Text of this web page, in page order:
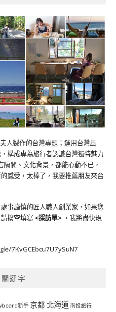
夫人製作的台灣專題；運用台灣風
構成專為旅行者認識台灣獨特魅力
隔閡、文化背景，都能心動不已，
感受，太棒了，我要推薦朋友來台
事謹慎的匠人職人創業家，如果您
撥空填寫 <採訪單> ，我將盡快規
7KvGCEbcu7U7ySuN7
鍵字
新手 京都 北海道 南投旅行